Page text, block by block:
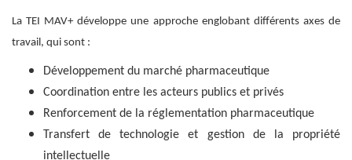
La TEI MAV+ développe une approche englobant différents axes de
travail, qui sont :
Développement du marché pharmaceutique
Coordination entre les acteurs publics et privés
Renforcement de la réglementation pharmaceutique
Transfert de technologie et gestion de la propriété
intellectuelle